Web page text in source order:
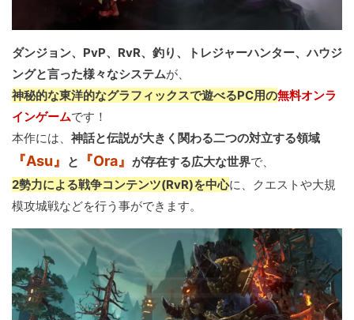
ダンジョン、PvP、RvR、釣り、トレジャーハンター、ハウジ
ングと言った様々なシステムが、
神秘的な東洋的なグラフィックスで遊べるPC用の無料オンラ
インゲームです！
本作には、 神話と伝説が大きく関わる二つの対立する領域
『Asu』 と 『Ora』 が存在する広大な世界で、
2勢力による戦争コンテンツ(RvR)を中心に、クエストや大規
模攻城戦などを行う事ができます。